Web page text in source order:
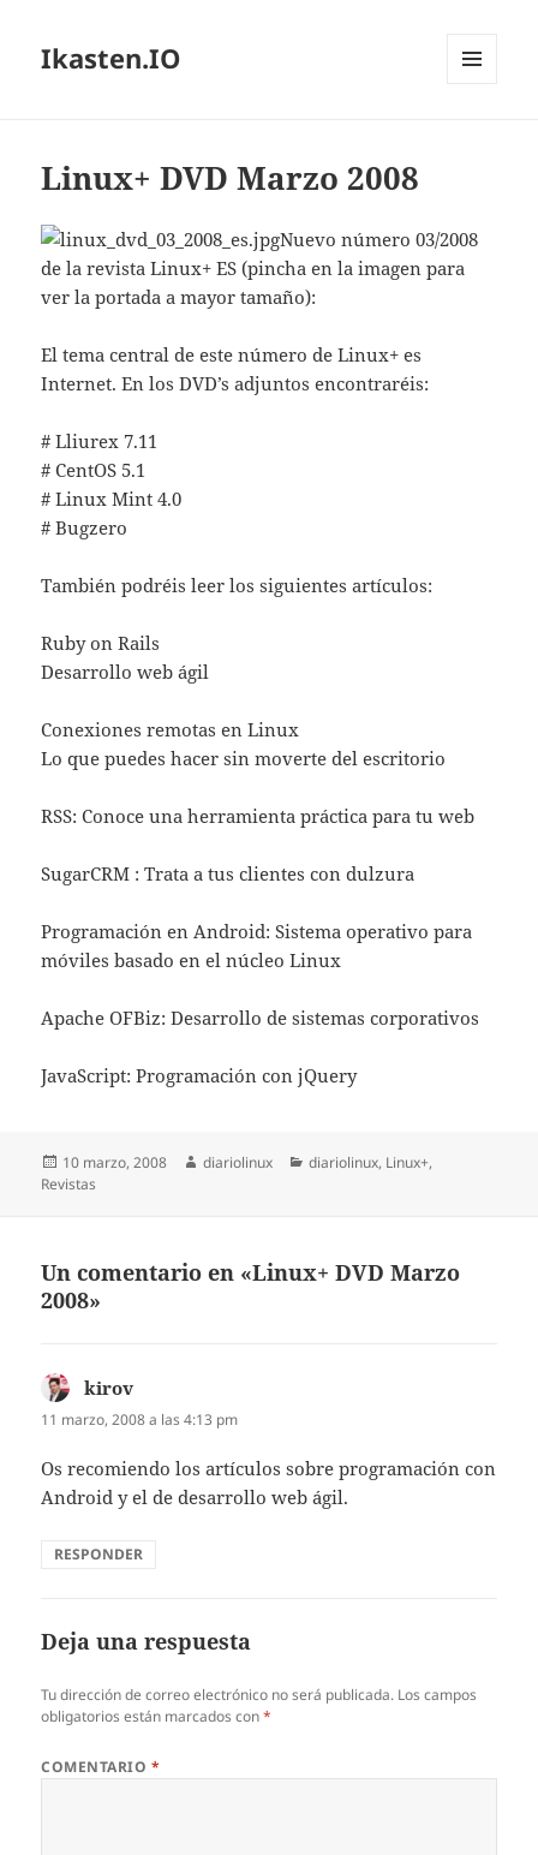
Ikasten.IO
Linux+ DVD Marzo 2008
Nuevo número 03/2008
de la revista Linux+ ES (pincha en la imagen para
ver la portada a mayor tamaño):
El tema central de este número de Linux+ es
Internet. En los DVD’s adjuntos encontraréis:
# Lliurex 7.11
# CentOS 5.1
# Linux Mint 4.0
# Bugzero
También podréis leer los siguientes artículos:
Ruby on Rails
Desarrollo web ágil
Conexiones remotas en Linux
Lo que puedes hacer sin moverte del escritorio
RSS: Conoce una herramienta práctica para tu web
SugarCRM : Trata a tus clientes con dulzura
Programación en Android: Sistema operativo para
móviles basado en el núcleo Linux
Apache OFBiz: Desarrollo de sistemas corporativos
JavaScript: Programación con jQuery
Publicado
el
10 marzo, 2008 Autor
diariolinux Categorías
diariolinux, Linux+,
Revistas
Un comentario en «Linux+ DVD Marzo
2008»
kirov
11 marzo, 2008 a las 4:13 pm
Os recomiendo los artículos sobre programación con
Android y el de desarrollo web ágil.
RESPONDER
Deja una respuesta
Tu dirección de correo electrónico no será publicada. Los campos
obligatorios están marcados con*
COMENTARIO *